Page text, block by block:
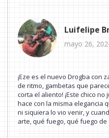
Luifelipe
mayo 26,
¡Eze es el nuevo Drogba con
de ritmo, gambetas que
corta el aliento! ¡Este chico no
hace con la misma elegancia
ni siquiera lo vio venir, y
arte, qué fuego, qué fuego de